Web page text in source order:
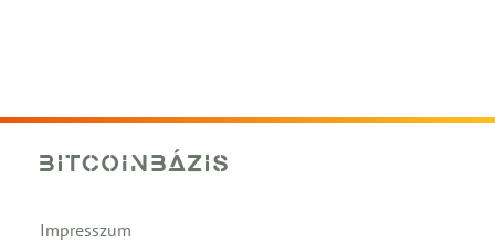
Impresszum